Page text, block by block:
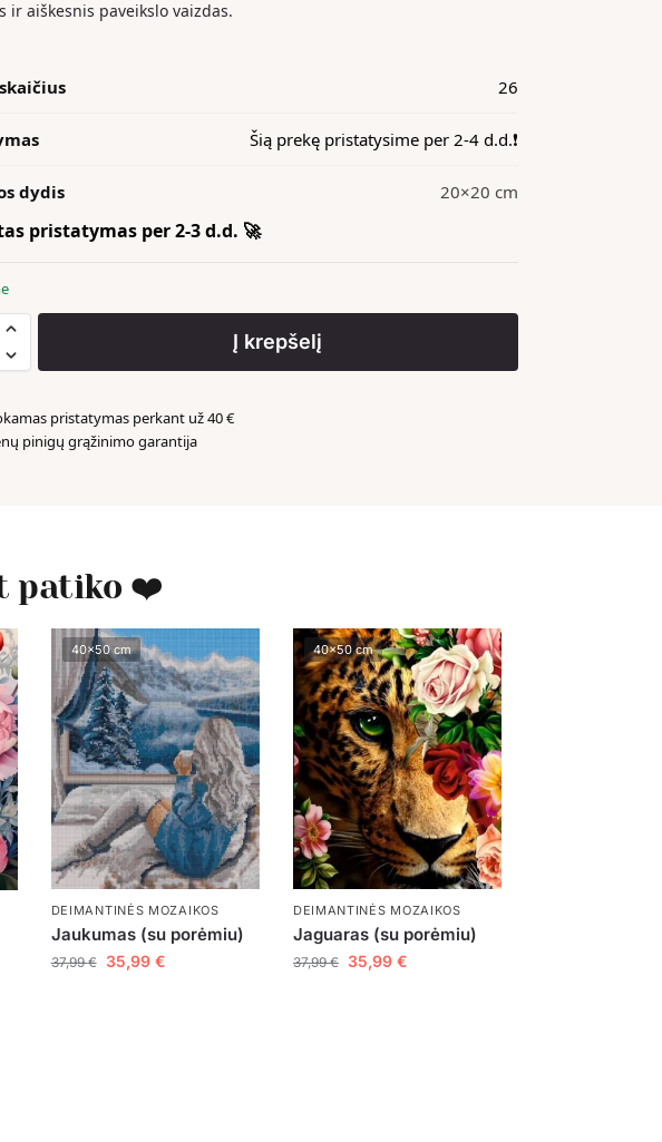
ir aiškesnis paveikslo vaizdas.
26
Šią prekę pristatysime per 2-4 d.d.❗️
dydis 20×20 cm
pristatymas per 2-3 d.d. 🚀
Į krepšelį
pristatymas perkant už 40 €
pinigų grąžinimo garantija
patiko ❤️
40x50 cm
DEIMANTINĖS MOZAIKOS
Jaukumas (su porėmiu)
37,99€ 35,99 €
40x50 cm
DEIMANTINĖS MOZAIKOS
Jaguaras (su porėmiu)
37,99€ 35,99 €